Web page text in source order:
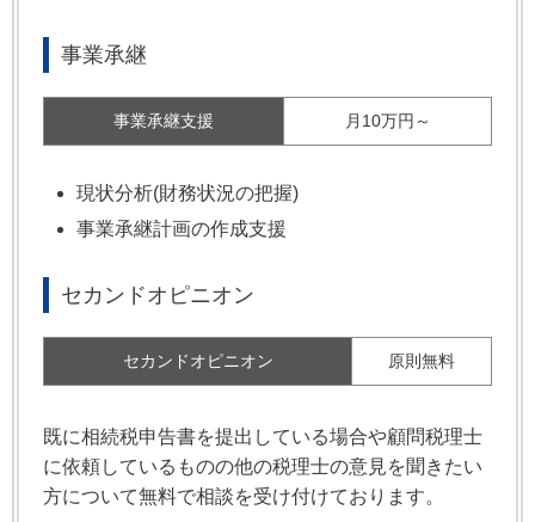
事業承継
事業承継支援 月10万円～
現状分析(財務状況の把握)
事業承継計画の作成支援
セカンドオピニオン
セカンドオピニオン 原則無料
既に相続税申告書を提出している場合や顧問税理士
に依頼しているものの他の税理士の意見を聞きたい
方について無料で相談を受け付けております。